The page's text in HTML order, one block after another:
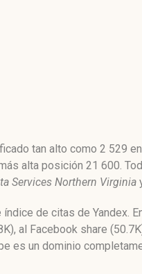
tan alto como 2 529
alta posición 21 600.
Services Northern Virginia
de citas de Yandex.
al Facebook share
es un dominio